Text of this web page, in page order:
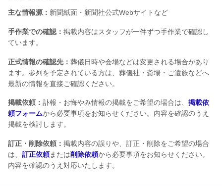
主な情報源： 新聞紙面・新聞社公式Webサイトなど
手作業での確認： 掲載内容はスタッフが一件ずつ手作業で確認し
ています。
正式情報の確認先： 葬儀日時や会場などは変更される場合があり
ます。参列を予定されている方は、葬儀社・斎場・ご遺族などへ
最新の情報を直接ご確認ください。
掲載依頼： 訃報・お悔やみ情報の掲載をご希望の場合は、 掲載依
頼フォームから必要事項をお知らせください。内容を確認のうえ
掲載を検討します。
訂正・削除依頼： 掲載内容の誤りや、訂正・削除をご希望の場合
は、 訂正依頼または削除依頼から必要事項をお知らせください。
内容を確認のうえ対応いたします。